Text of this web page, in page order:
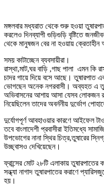
মঙ্গলবার মধ্যরাত থেকে শুরু হওয়া
করলেও দিনব্যাপী গুড়িগুড়ি বৃষ্টিতে
থেকে মানুষজন বের না হওয়ায়
সময় কাটাচ্ছেন ব্যবসায়ীরা।
রাস্থা,মাট,ঘর বাড়ি ,গাছ পালা এমন কি
চাদর গায়ে দিয়ে বসে আছে। তুষারপাত
ভোগছেন অনেক নগরবাসী। অব্যহত এ
অভিবাসনের আশায় আসা যেসব লোকজন
নিয়েছিলেন তাদের অবর্ননীয় দুর্ভোগ
দুর্যোগপূর্ণ আবহাওয়ার কারণে আইফেল
তবে বাংলাদেশী প্রবাসীরা ইতিমধ্যে
উপভোগের নানা স্থির চিত্র,তুষারের
উচ্ছ্বাসও দেখিয়েছেন।
ফ্রান্সের মোট ২৮টি এলাকায় তুষারপাতের
সন্ধ্যা নাগাদ তুষারপাতের করাণে
হয়।